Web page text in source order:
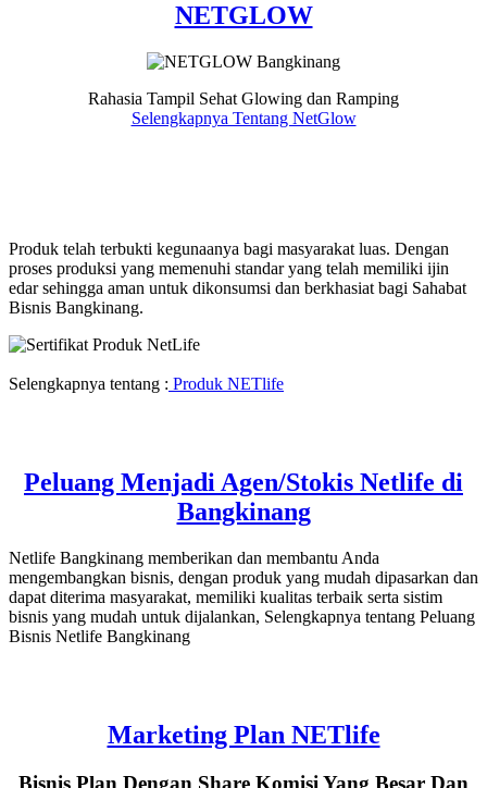
NETGLOW
Rahasia Tampil Sehat Glowing dan Ramping
Selengkapnya Tentang NetGlow
Produk telah terbukti kegunaanya bagi masyarakat luas. Dengan
proses produksi yang memenuhi standar yang telah memiliki ijin
edar sehingga aman untuk dikonsumsi dan berkhasiat bagi Sahabat
Bisnis Bangkinang.
Selengkapnya tentang : Produk NETlife
Peluang Menjadi Agen/Stokis Netlife di
Bangkinang
Netlife Bangkinang memberikan dan membantu Anda
mengembangkan bisnis, dengan produk yang mudah dipasarkan dan
dapat diterima masyarakat, memiliki kualitas terbaik serta sistim
bisnis yang mudah untuk dijalankan, Selengkapnya tentang Peluang
Bisnis Netlife Bangkinang
Marketing Plan NETlife
Bisnis Plan Dengan Share Komisi Yang Besar Dan